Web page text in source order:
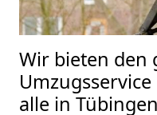
Wir bieten den
alle in